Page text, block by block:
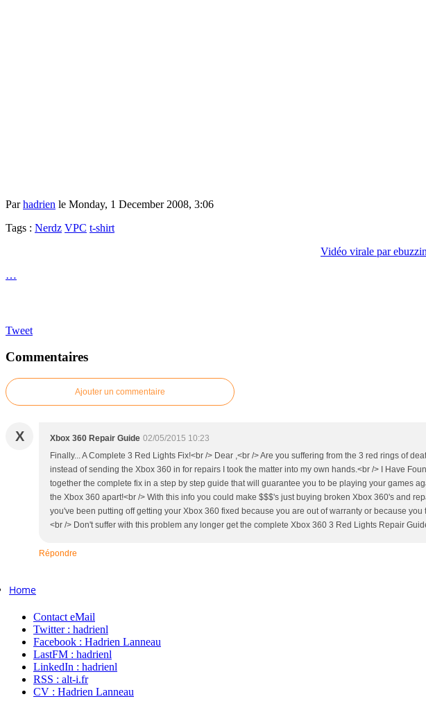
Parhadrien le Monday, 1 December 2008, 3:06
Tags : Nerdz VPC t-shirt
Vidéo virale par
…
Tweet
Commentaires
Ajouter un commentaire
X Xbox 360 Repair Guide 02/05/2015 10:23
Finally... A Complete 3 Red Lights Fix!<br /> Dear ,<br /> Are you suffering from the 3 red rings of
instead of sending the Xbox 360 in for repairs I took the matter into my own hands.<br /> I Have
together the complete fix in a step by step guide that will guarantee you to be playing your games
the Xbox 360 apart!<br /> With this info you could make $$$'s just buying broken Xbox 360's and
you've been putting off getting your Xbox 360 fixed because you are out of warranty or because
<br /> Don't suffer with this problem any longer get the complete Xbox 360 3 Red Lights Repair
Répondre
Home
Contact eMail
Twitter : hadrienl
Facebook : Hadrien Lanneau
LastFM : hadrienl
LinkedIn : hadrienl
RSS : alt-i.fr
CV : Hadrien Lanneau